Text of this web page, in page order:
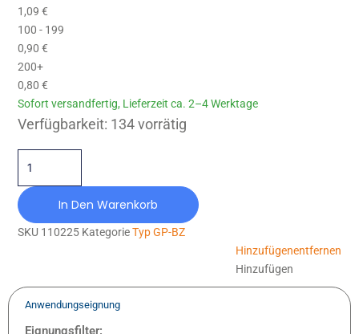
Hinzufügenentfernen
Hinzufügen
1,09€
100 - 199
0,90€
200+
0,80€
Sofort versandfertig, Lieferzeit ca. 2–4 Werktage
Verfügbarkeit: 134 vorrätig
GP-BZ-010X010-M4X10-NR68 Menge
In Den Warenkorb
SKU 110225 Kategorie Typ GP-BZ
Anwendungseignung
Eignungsfilter: